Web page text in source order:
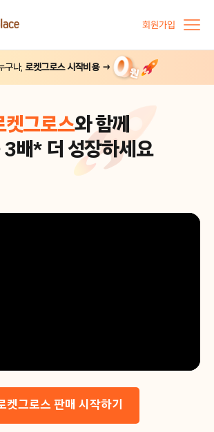
회원가입
구나, 로켓그로스 시작비용 →
켓그로스와 함께
3배* 더 성장하세요
켓그로스 판매 시작하기